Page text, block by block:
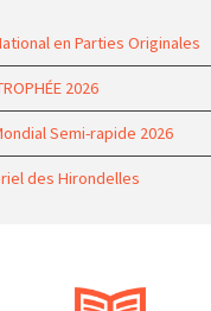
en Parties Originales
2026
Semi-rapide 2026
des Hirondelles